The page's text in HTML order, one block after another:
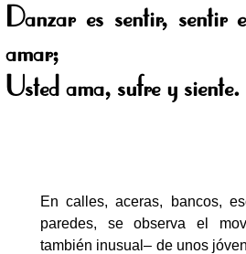
Danzar es sentir, sentir
amar;
Usted ama, sufre y
En calles, aceras, bancos,
paredes, se observa el
también inusual– de unos